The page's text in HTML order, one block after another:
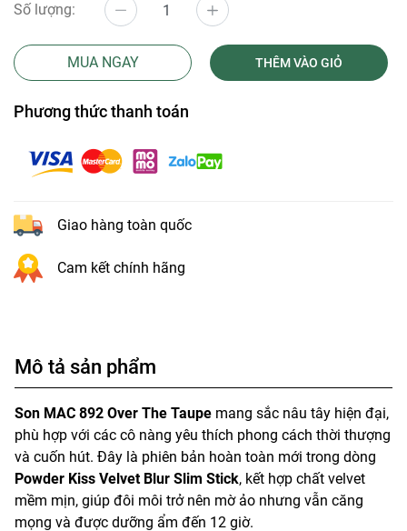
Số lượng:
MUA NGAY THÊM VÀO GIỎ
Phương thức thanh toán
Giao hàng toàn quốc
Cam kết chính hãng
Mô tả sản phẩm
Son MAC 892 Over The Taupe mang sắc nâu tây hiện đại,
phù hợp với các cô nàng yêu thích phong cách thời thượng
và cuốn hút. Đây là phiên bản hoàn toàn mới trong dòng
Powder Kiss Velvet Blur Slim Stick, kết hợp chất velvet
mềm mịn, giúp đôi môi trở nên mờ ảo nhưng vẫn căng
mọng và được dưỡng ẩm đến 12 giờ.